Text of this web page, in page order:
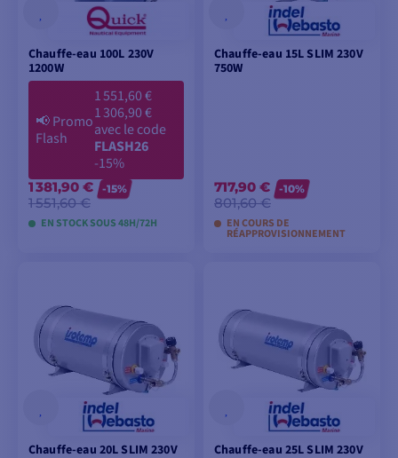
Chauffe-eau 100L 230V
1200W
📢Promo
Flash
1 551,60 €
1 306,90 €
avec le code
FLASH26
-15%
1 381,90 €
1 551,60 €
-15%
EN STOCK SOUS 48H/72H
PANIER
Chauffe-eau 15L SLIM 230V
750W
717,90 €
801,60 €
-10%
EN COURS DE
RÉAPPROVISIONNEMENT
Chauffe-eau 20L SLIM 230V
Chauffe-eau 25L SLIM 230V